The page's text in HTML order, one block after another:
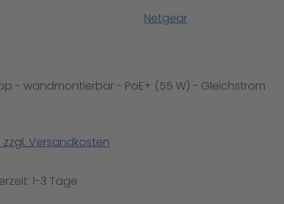
Netgear
- wandmontierbar - PoE+ (55 W) - Gleichstrom
zzgl. Versandkosten
1-3 Tage